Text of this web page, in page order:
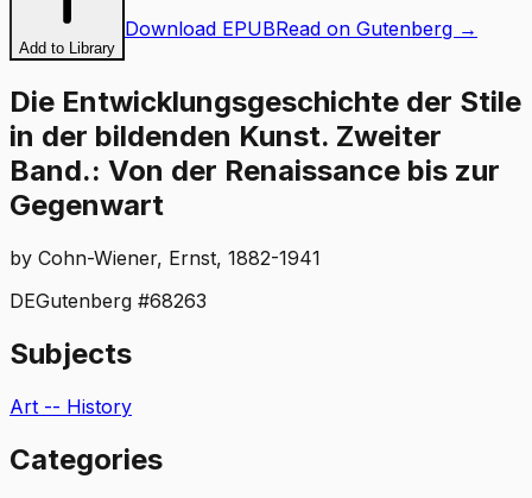
Add to Library
Download EPUBRead on Gutenberg →
Die Entwicklungsgeschichte der Stile
in der bildenden Kunst. Zweiter
Band.: Von der Renaissance bis zur
Gegenwart
by Cohn-Wiener, Ernst, 1882-1941
DEGutenberg #68263
Subjects
Art -- History
Categories